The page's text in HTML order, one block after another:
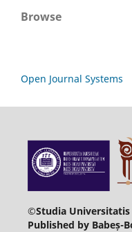
Browse
Open Journal Systems
©Studia Universitatis
Published by Babeș-